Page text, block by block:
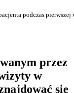
podczas
przez
w
się